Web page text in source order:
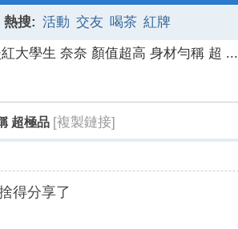
熱搜: 活動 交友 喝茶 紅牌
紅大學生 奈奈 顏值超高 身材勻稱 超 ...
超極品 [複製鏈接]
得分享了